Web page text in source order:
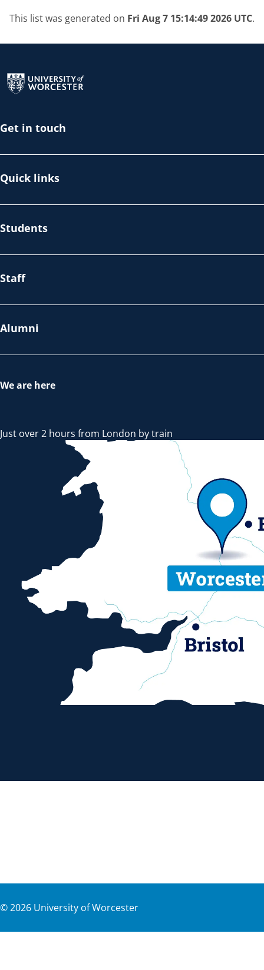
This list was generated on Fri Aug 7 15:14:49 2026 UTC.
Get in touch
Quick links
Students
Staff
Alumni
We are here
Just over 2 hours from London by train
©2026 University of Worcester